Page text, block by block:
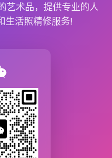
艺术品，提供专业的人
生活照精修服务!